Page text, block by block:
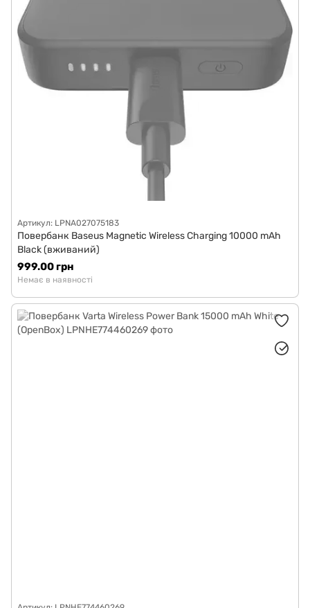
Артикул: LPNA027075183
Повербанк Baseus Magnetic Wireless Charging 10000 mAh
Black (вживаний)
999.00 грн
Немає в наявності